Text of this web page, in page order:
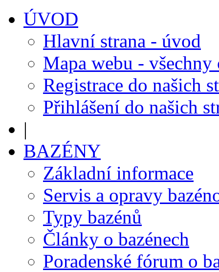
ÚVOD
Hlavní strana - úvod
Mapa webu - všechny
Registrace do našich
Přihlášení do našich
|
BAZÉNY
Základní informace
Servis a opravy
Typy bazénů
Články o bazénech
Poradenské fórum o